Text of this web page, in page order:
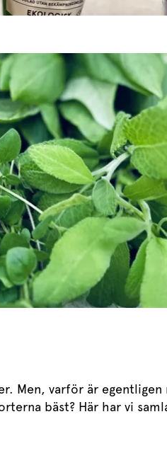
Men, varför är egentligen
bäst? Här har vi